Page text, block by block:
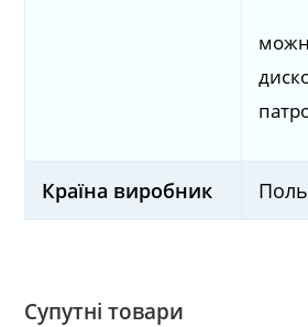
Країна виробник
Супутні товари